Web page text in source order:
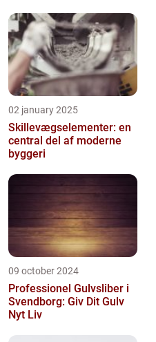
02 january 2025
Skillevægselementer: en
central del af moderne
byggeri
09 october 2024
Professionel Gulvsliber i
Svendborg: Giv Dit Gulv
Nyt Liv